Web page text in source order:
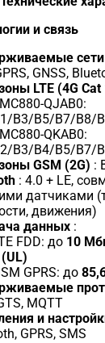
и связь
сети
GNSS,
LTE (4G Cat
QJAB0:
B3/B5/B7/B8/
QKAB0:
B3/B4/B5/B7/
GSM (2G) :
: 4.0 + LE,
датчиками
движения)
данных :
FDD: до 10
GPRS: до
MQTT
и
GPRS, SMS